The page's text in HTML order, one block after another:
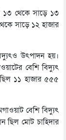
১৩ থেকে সাড়ে ১৩
সাড়ে ১২ হাজার
উৎপাদন হয়।
বেশি বিদ্যুৎ
১১ হাজার ৫৫৫
বেশি বিদ্যুৎ
ছিল মোট চাহিদার